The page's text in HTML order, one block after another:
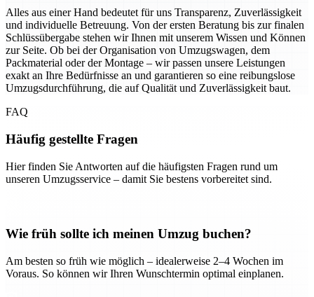
Alles aus einer Hand bedeutet für uns Transparenz, Zuverlässigkeit
und individuelle Betreuung. Von der ersten Beratung bis zur finalen
Schlüssübergabe stehen wir Ihnen mit unserem Wissen und Können
zur Seite. Ob bei der Organisation von Umzugswagen, dem
Packmaterial oder der Montage – wir passen unsere Leistungen
exakt an Ihre Bedürfnisse an und garantieren so eine reibungslose
Umzugsdurchführung, die auf Qualität und Zuverlässigkeit baut.
FAQ
Häufig gestellte Fragen
Hier finden Sie Antworten auf die häufigsten Fragen rund um
unseren Umzugsservice – damit Sie bestens vorbereitet sind.
Wie früh sollte ich meinen Umzug buchen?
Am besten so früh wie möglich – idealerweise 2–4 Wochen im
Voraus. So können wir Ihren Wunschtermin optimal einplanen.